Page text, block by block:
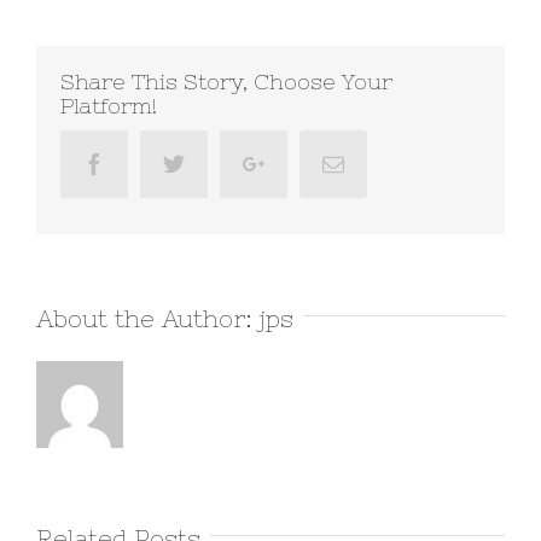
Share This Story, Choose Your
Platform!
Facebook Twitter Google+Email
About the Author: jps